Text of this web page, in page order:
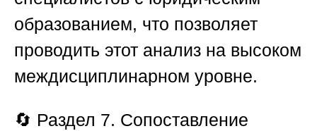
образованием, что позволяет
проводить этот анализ на высоком
междисциплинарном уровне.
🔄 Раздел 7. Сопоставление